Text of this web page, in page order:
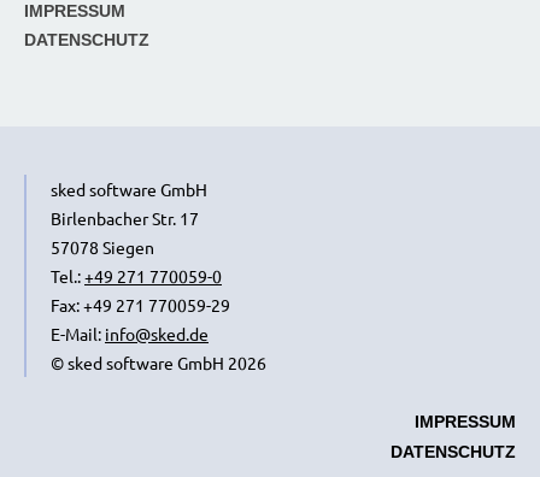
IMPRESSUM
DATENSCHUTZ
sked software GmbH
Birlenbacher Str. 17
57078 Siegen
Tel.:+49 271 770059-0
Fax: +49 271 770059-29
E-Mail: info@sked.de
© sked software GmbH 2026
IMPRESSUM
DATENSCHUTZ